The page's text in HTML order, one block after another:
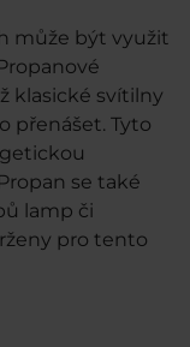
může být využit
klasické svítilny
přenášet. Tyto
se také
lamp či
pro tento